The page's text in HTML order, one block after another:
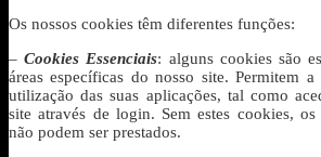
Os nossos cookies têm diferentes funções:
–Cookies Essenciais: alguns cookies são
áreas específicas do nosso site. Permitem
utilização das suas aplicações, tal como
site através de login. Sem estes cookies,
não podem ser prestados.